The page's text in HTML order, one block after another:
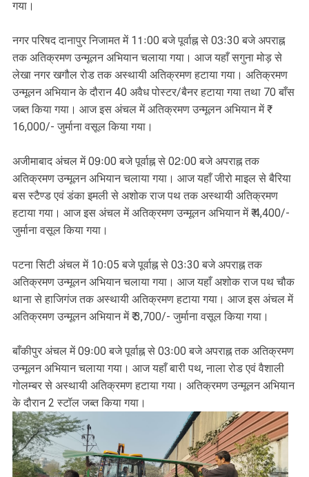
गया।
नगर परिषद दानापुर निजामत में 11ः00 बजे पूर्वाह्न से 03ः30 बजे अपराह्न
तक अतिक्रमण उन्मूलन अभियान चलाया गया। आज यहाँ सगुना मोड़ से
लेखा नगर खगौल रोड तक अस्थायी अतिक्रमण हटाया गया। अतिक्रमण
उन्मूलन अभियान के दौरान 40 अवैध पोस्टर/बैनर हटाया गया तथा 70 बाँस
जब्त किया गया। आज इस अंचल में अतिक्रमण उन्मूलन अभियान में ₹
16,000/- जुर्माना वसूल किया गया।
अजीमाबाद अंचल में 09ः00 बजे पूर्वाह्न से 02ः00 बजे अपराह्न तक
अतिक्रमण उन्मूलन अभियान चलाया गया। आज यहाँ जीरो माइल से बैरिया
बस स्टैण्ड एवं डंका इमली से अशोक राज पथ तक अस्थायी अतिक्रमण
हटाया गया। आज इस अंचल में अतिक्रमण उन्मूलन अभियान में ₹ 4,400/-
जुर्माना वसूल किया गया।
पटना सिटी अंचल में 10ः05 बजे पूर्वाह्न से 03ः30 बजे अपराह्न तक
अतिक्रमण उन्मूलन अभियान चलाया गया। आज यहाँ अशोक राज पथ चौक
थाना से हाजिगंज तक अस्थायी अतिक्रमण हटाया गया। आज इस अंचल में
अतिक्रमण उन्मूलन अभियान में ₹ 3,700/- जुर्माना वसूल किया गया।
बाँकीपुर अंचल में 09ः00 बजे पूर्वाह्न से 03ः00 बजे अपराह्न तक अतिक्रमण
उन्मूलन अभियान चलाया गया। आज यहाँ बारी पथ, नाला रोड एवं वैशाली
गोलम्बर से अस्थायी अतिक्रमण हटाया गया। अतिक्रमण उन्मूलन अभियान
के दौरान 2 स्टॉल जब्त किया गया।